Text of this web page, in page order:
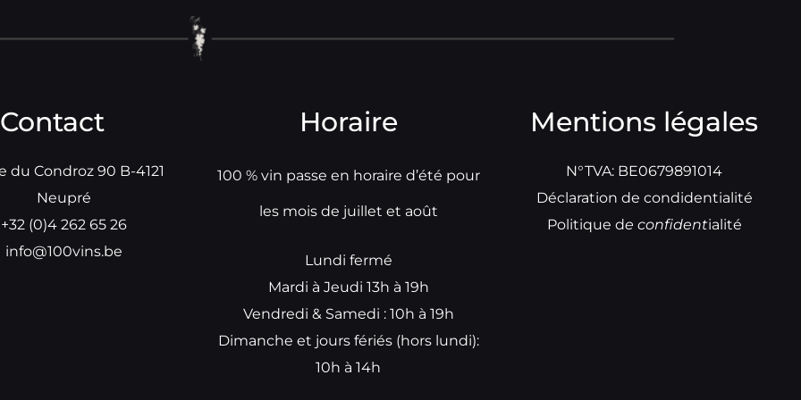
Contact
du Condroz 90 B-4121
Neupré
+32 (0)4 262 65 26
info@100vins.be
Horaire
100 % vin passe en horaire d’été pour
les mois de juillet et août
Lundi fermé
Mardi à Jeudi 13h à 19h
Vendredi & Samedi : 10h à 19h
Dimanche et jours fériés (hors lundi):
10h à 14h
Mentions légales
N°TVA: BE0679891014
Déclaration de condidentialité
Politique de confidentialité